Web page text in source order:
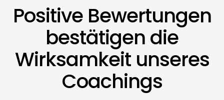
Positive Bewertungen
bestätigen die
Wirksamkeit unseres
Coachings